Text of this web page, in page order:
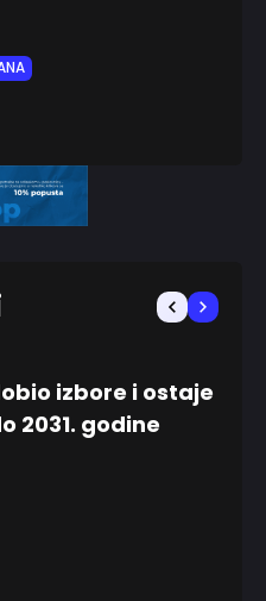
izbore i ostaje
2031. godine